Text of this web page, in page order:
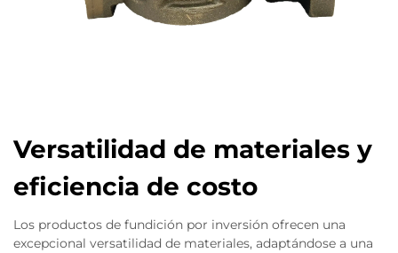
Versatilidad de materiales y
eficiencia de costo
Los productos de fundición por inversión ofrecen una
excepcional versatilidad de materiales, adaptándose a una